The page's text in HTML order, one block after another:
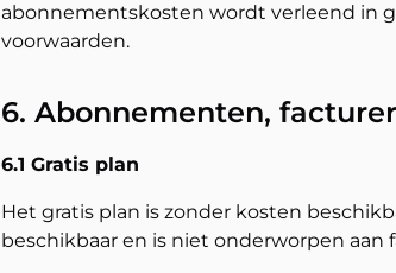
abonnementskosten wordt verleend in
voorwaarden.
6. Abonnementen,
6.1 Gratis plan
Het gratis plan is zonder kosten
beschikbaar en is niet onderworpen aan